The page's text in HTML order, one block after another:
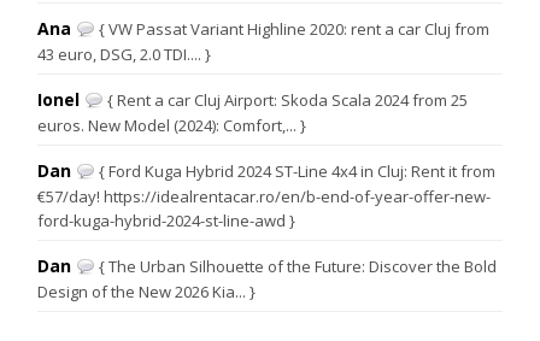
Ana
{ VW Passat Variant Highline 2020: rent a car Cluj from
43 euro, DSG, 2.0 TDI.... }
Ionel
{ Rent a car Cluj Airport: Skoda Scala 2024 from 25
euros. New Model (2024): Comfort,... }
Dan
{ Ford Kuga Hybrid 2024 ST-Line 4x4 in Cluj: Rent it from
€57/day! https://idealrentacar.ro/en/b-end-of-year-offer-new-
ford-kuga-hybrid-2024-st-line-awd }
Dan
{ The Urban Silhouette of the Future: Discover the Bold
Design of the New 2026 Kia... }